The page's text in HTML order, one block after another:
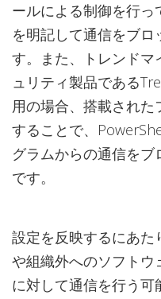
ールによる制御を行っ
を明記して通信をブロ
す。また、トレンドマ
ュリティ製品である
用の場合、搭載された
することで、
グラムからの通信を
です。
設定を反映するにあた
や組織外へのソフト
に対して通信を行う